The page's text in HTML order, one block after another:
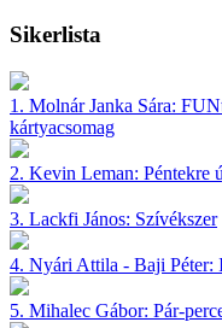
Sikerlista
1. Molnár Janka Sára:
kártyacsomag
2. Kevin Leman: Péntekre
3. Lackfi János: Szívékszer
4. Nyári Attila - Baji Péter:
5. Mihalec Gábor: Pár-